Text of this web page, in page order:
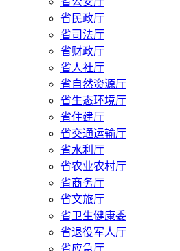
省民政厅
省司法厅
省财政厅
省人社厅
省自然资源厅
省生态环境厅
省住建厅
省交通运输厅
省水利厅
省农业农村厅
省商务厅
省文旅厅
省卫生健康委
省退役军人厅